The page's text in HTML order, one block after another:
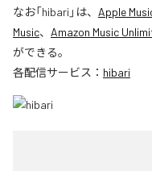
なお「hibari 」は、 Apple
Music、 Amazon Music
ができる。
各配信サービス： hibari